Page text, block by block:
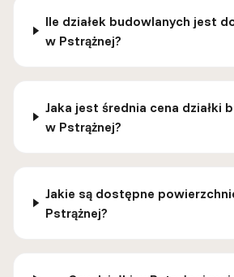
Ile działek budowlanych jest
w Pstrążnej?
Jaka jest średnia cena działki
w Pstrążnej?
Jakie są dostępne
Pstrążnej?